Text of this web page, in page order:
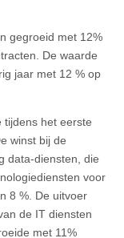
gegroeid met 12%
De waarde
jaar met 12 % op
tijdens het eerste
winst bij de
data-diensten, die
voor
8 %. De uitvoer
de IT diensten
met 11%